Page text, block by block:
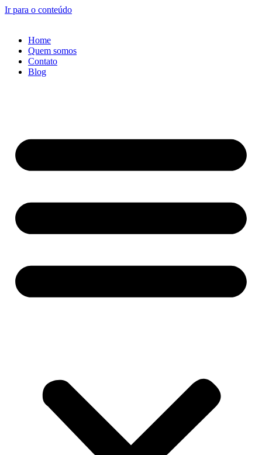
Ir para o conteúdo
Home
Quem somos
Contato
Blog